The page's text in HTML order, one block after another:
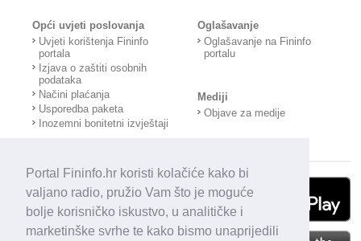
Portal Fininfo.hr koristi kolačiće kako bi
valjano radio, pružio Vam što je moguće
bolje korisničko iskustvo, u analitičke i
marketinške svrhe te kako bismo unaprijedili
Opći uvjeti poslovanja
Uvjeti korištenja Fininfo
portala
Izjava o zaštiti osobnih
podataka
Načini plaćanja
Usporedba paketa
Inozemni bonitetni izvještaji
Oglašavanje
Oglašavanje na Fininfo
portalu
Mediji
Objave za medije